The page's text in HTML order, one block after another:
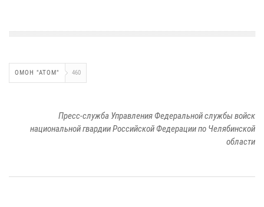
ОМОН "АТОМ" 460
Пресс-служба Управления Федеральной службы войск
национальной гвардии Российской Федерации по Челябинской
области